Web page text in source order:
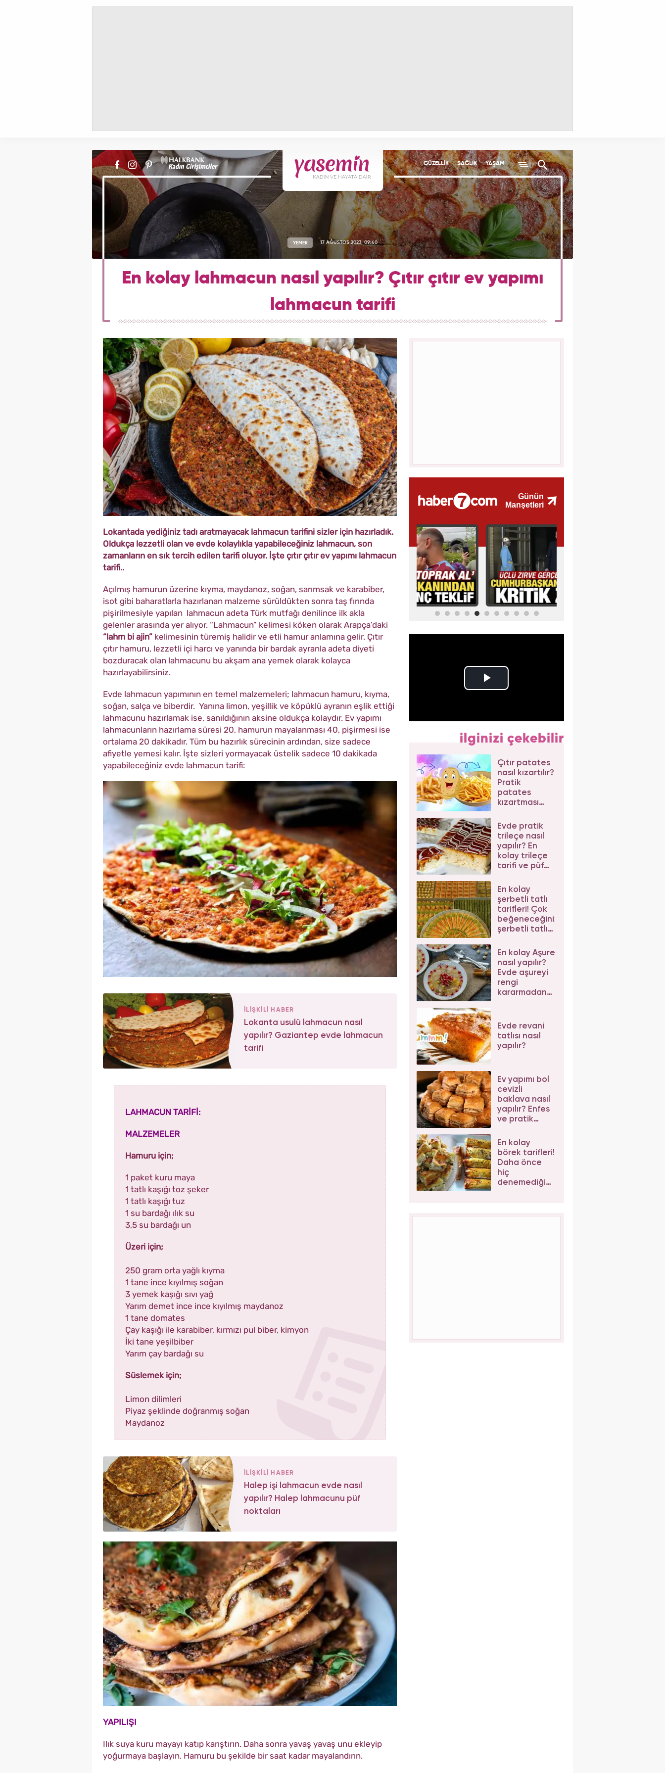
GÜZELLİK SAĞLIK YAŞAM
YEMEK 17 AĞUSTOS 2023, 09:40
En kolay lahmacun nasıl yapılır? Çıtır çıtır ev yapımı
lahmacun tarifi
Lokantada yediğiniz tadı aratmayacak lahmacun tarifini sizler için hazırladık.
Oldukça lezzetli olan ve evde kolaylıkla yapabileceğiniz lahmacun, son
zamanların en sık tercih edilen tarifi oluyor. İşte çıtır çıtır ev yapımı lahmacun
tarifi..
Açılmış hamurun üzerine kıyma, maydanoz, soğan, sarımsak ve karabiber,
isot gibi baharatlarla hazırlanan malzeme sürüldükten sonra taş fırında
pişirilmesiyle yapılan lahmacun adeta Türk mutfağı denilince ilk akla
gelenler arasında yer alıyor. “Lahmacun” kelimesi köken olarak Arapça’daki
“lahm bi ajin” kelimesinin türemiş halidir ve etli hamur anlamına gelir. Çıtır
çıtır hamuru, lezzetli içi harcı ve yanında bir bardak ayranla adeta diyeti
bozduracak olan lahmacunu bu akşam ana yemek olarak kolayca
hazırlayabilirsiniz.
Evde lahmacun yapımının en temel malzemeleri; lahmacun hamuru, kıyma,
soğan, salça ve biberdir. Yanına limon, yeşillik ve köpüklü ayranın eşlik ettiği
lahmacunu hazırlamak ise, sanıldığının aksine oldukça kolaydır. Ev yapımı
lahmacunların hazırlama süresi 20, hamurun mayalanması 40, pişirmesi ise
ortalama 20 dakikadır. Tüm bu hazırlık sürecinin ardından, size sadece
afiyetle yemesi kalır. İşte sizleri yormayacak üstelik sadece 10 dakikada
yapabileceğiniz evde lahmacun tarifi:
İLİŞKİLİ HABER
Lokanta usulü lahmacun nasıl
yapılır? Gaziantep evde lahmacun
tarifi
LAHMACUN TARİFİ:
MALZEMELER
Hamuru için;
1 paket kuru maya
1 tatlı kaşığı toz şeker
1 tatlı kaşığı tuz
1 su bardağı ılık su
3,5 su bardağı un
Üzeri için;
250 gram orta yağlı kıyma
1 tane ince kıyılmış soğan
3 yemek kaşığı sıvı yağ
Yarım demet ince ince kıyılmış maydanoz
1 tane domates
Çay kaşığı ile karabiber, kırmızı pul biber, kimyon
İki tane yeşilbiber
Yarım çay bardağı su
Süslemek için;
Limon dilimleri
Piyaz şeklinde doğranmış soğan
Maydanoz
İLİŞKİLİ HABER
Halep işi lahmacun evde nasıl
yapılır? Halep lahmacunu püf
noktaları
YAPILIŞI
Ilık suya kuru mayayı katıp karıştırın. Daha sonra yavaş yavaş unu ekleyip
yoğurmaya başlayın. Hamuru bu şekilde bir saat kadar mayalandırın.
ilginizi çekebilir
Çıtır patates
nasıl kızartılır?
Pratik
patates
kızartması
Evde pratik
trileçe nasıl
yapılır? En
kolay trileçe
tarifi ve püf
En kolay
şerbetli tatlı
tarifleri! Çok
beğeneceğiniz
şerbetli tatlı
En kolay Aşure
nasıl yapılır?
Evde aşureyi
rengi
kararmadan
Evde revani
tatlısı nasıl
yapılır?
Ev yapımı bol
cevizli
baklava nasıl
yapılır? Enfes
ve pratik
baklava tarifi
En kolay
börek tarifleri!
Daha önce
hiç
denemediğiniz